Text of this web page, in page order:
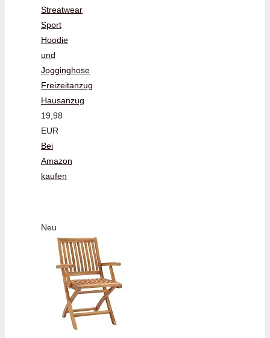
Streatwear
Sport
Hoodie
und
Jogginghose
Freizeitanzug
Hausanzug
19,98
EUR
Bei
Amazon
kaufen
Neu